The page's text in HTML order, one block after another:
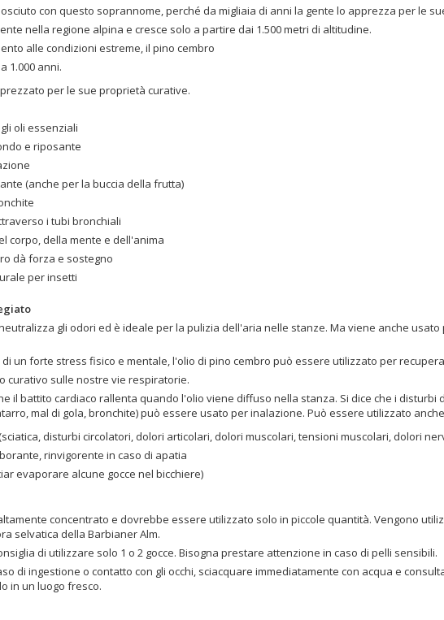
con questo soprannome, perché da migliaia di anni la gente lo apprezza per le
nella regione alpina e cresce solo a partire dai 1.500 metri di altitudine.
alle condizioni estreme, il pino cembro
1.000 anni.
per le sue proprietà curative.
oli essenziali
e riposante
(anche per la buccia della frutta)
i tubi bronchiali
corpo, della mente e dell'anima
dà forza e sostegno
per insetti
gli odori ed è ideale per la pulizia dell'aria nelle stanze. Ma viene anche
un forte stress fisico e mentale, l'olio di pino cembro può essere utilizzato per
curativo sulle nostre vie respiratorie.
il battito cardiaco rallenta quando l'olio viene diffuso nella stanza. Si dice che i
mal di gola, bronchite) può essere usato per inalazione. Può essere utilizzato
disturbi circolatori, dolori articolari, dolori muscolari, tensioni muscolari, dolori
rinvigorente in caso di apatia
evaporare alcune gocce nel bicchiere)
concentrato e dovrebbe essere utilizzato solo in piccole quantità. Vengono
selvatica della Barbianer Alm.
di utilizzare solo 1 o 2 gocce. Bisogna prestare attenzione in caso di pelli sensibili.
di ingestione o contatto con gli occhi, sciacquare immediatamente con acqua e
in un luogo fresco.